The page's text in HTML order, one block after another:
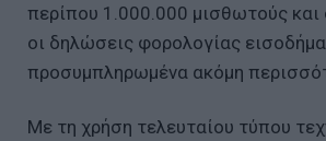
περίπου 1.000.000 μισθωτούς και
οι δηλώσεις φορολογίας
προσυμπληρωμένα ακόμη
Με τη χρήση τελευταίου τύπου